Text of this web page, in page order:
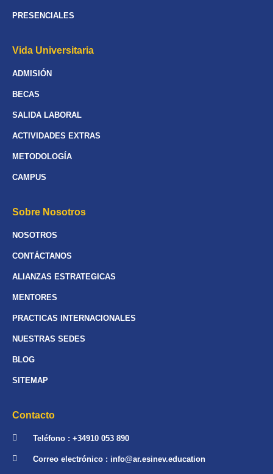
PRESENCIALES
Vida Universitaria
ADMISIÓN
BECAS
SALIDA LABORAL
ACTIVIDADES EXTRAS
METODOLOGÍA
CAMPUS
Sobre Nosotros
NOSOTROS
CONTÁCTANOS
ALIANZAS ESTRATEGICAS
MENTORES
PRACTICAS INTERNACIONALES
NUESTRAS SEDES
BLOG
SITEMAP
Contacto
Teléfono : +34910 053 890
Correo electrónico : info@ar.esinev.education